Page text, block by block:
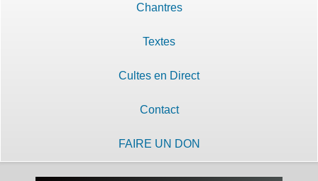
Chantres
Textes
Cultes en Direct
Contact
FAIRE UN DON